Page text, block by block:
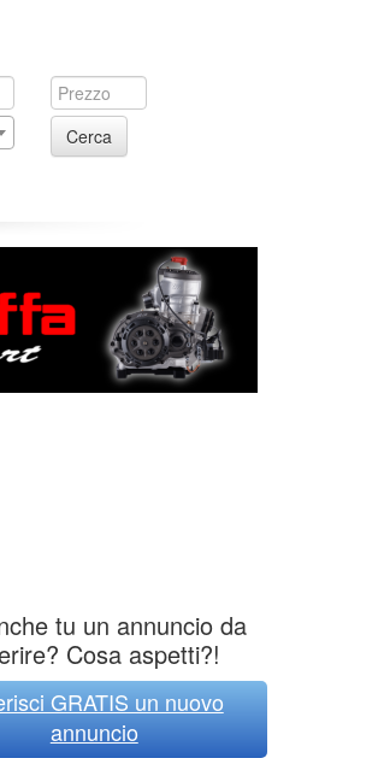
Cerca
tu un annuncio da
Cosa aspetti?!
GRATIS un nuovo
annuncio